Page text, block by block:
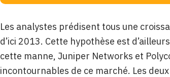
Les analystes prédisent tous une
d’ici 2013. Cette hypothèse est
cette manne, Juniper Networks et
incontournables de ce marché. Les